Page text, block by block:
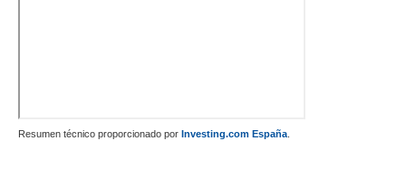
Resumen técnico proporcionado por Investing.com España.